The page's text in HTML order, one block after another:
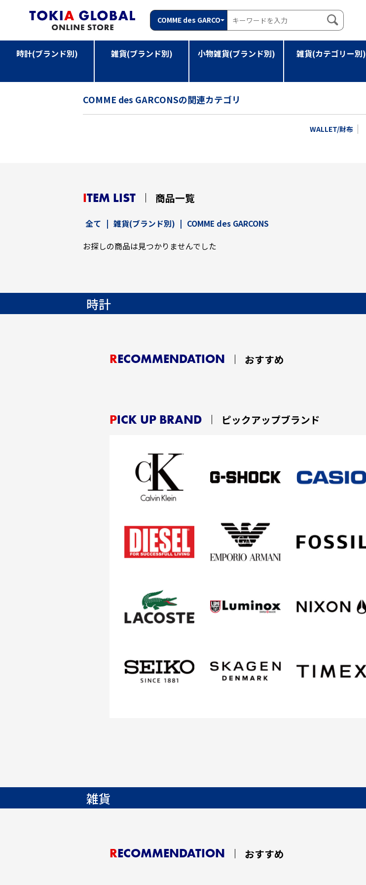
時計(ブランド別) 雑貨(ブランド別) 小物雑貨(ブランド別) 雑貨(カテゴリー別)
COMME des GARCONSの関連カテゴリ
WALLET/財布
ITEM LIST 商品一覧
全て | 雑貨(ブランド別) | COMME des GARCONS
お探しの商品は見つかりませんでした
時計
RECOMMENDATION おすすめ
PICK UP BRAND ピックアップブランド
雑貨
RECOMMENDATION おすすめ